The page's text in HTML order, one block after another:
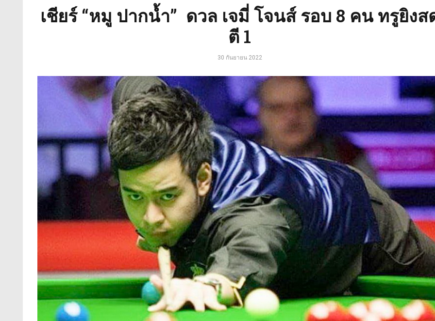
เชียร์ “หมู ปากน้ำ” ดวล เจมี่ โจนส์ รอบ 8 คน ทรูยิงส
ตี 1
30 กันยายน 2022